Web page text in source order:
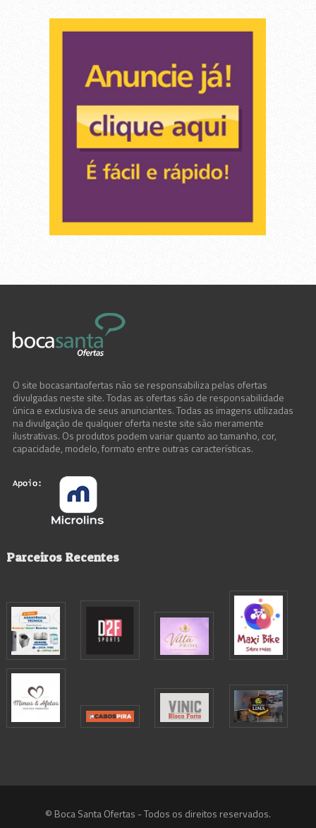
Lazer e Entretenimento
Saúde
O site bocasantaofertas não se responsabiliza pelas ofertas
divulgadas neste site. Todas as ofertas são de responsabilidade
única e exclusiva de seus anunciantes. Todas as imagens utilizadas
na divulgação de qualquer oferta neste site são meramente
ilustrativas. Os produtos podem variar quanto ao tamanho, cor,
capacidade, modelo, formato entre outras características.
Parceiros Recentes
© Boca Santa Ofertas - Todos os direitos reservados.